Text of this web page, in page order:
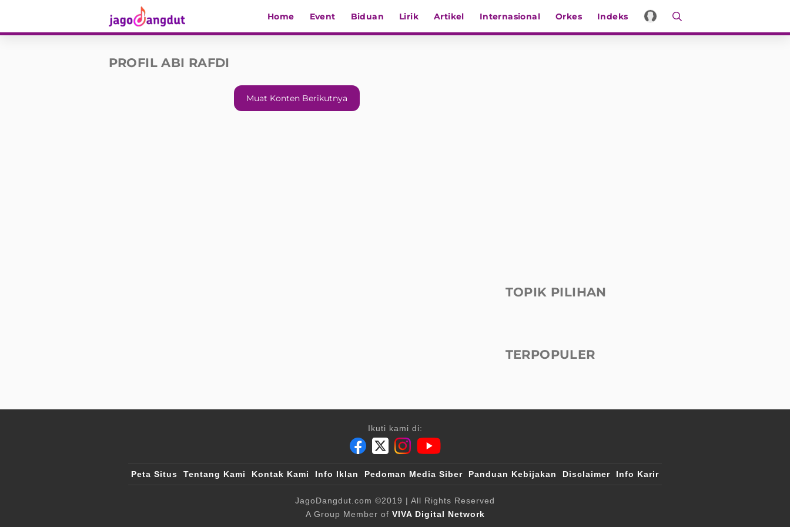
Home Event Biduan Lirik Artikel Internasional Orkes Indeks
PROFIL ABI RAFDI
Muat Konten Berikutnya
TOPIK PILIHAN
TERPOPULER
Ikuti kami di:
Peta Situs Tentang Kami Kontak Kami Info Iklan Pedoman Media Siber Panduan Kebijakan Disclaimer Info Karir
JagoDangdut.com ©2019 | All Rights Reserved
A Group Member of VIVA Digital Network